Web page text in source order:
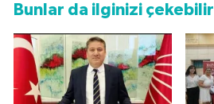
Bunlar da ilginizi çekebilir